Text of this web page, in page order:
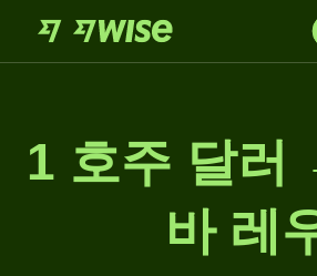
1 호주 달
바 레